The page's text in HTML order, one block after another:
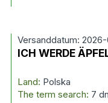
Versanddatum:
ICH WERDE
Land: Polska
The term search: 7